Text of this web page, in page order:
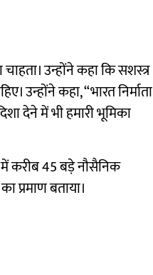
उन्होंने कहा कि सशस्त्र
उन्होंने कहा, “भारत निर्माता
देने में भी हमारी भूमिका
में करीब 45 बड़े नौसैनिक
प्रमाण बताया।